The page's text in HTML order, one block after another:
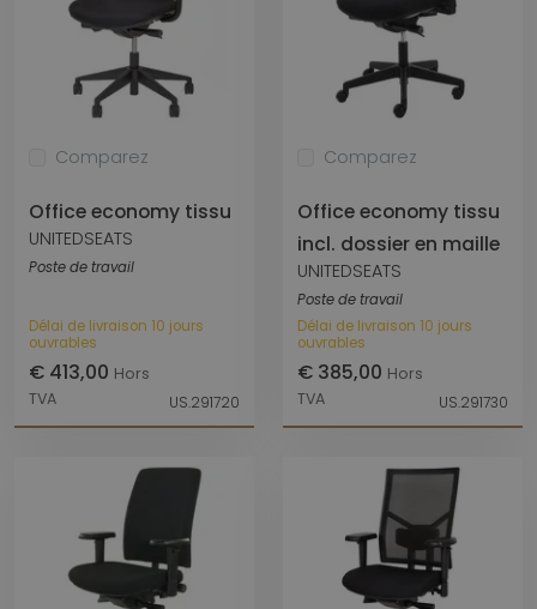
Comparez
Office economy tissu
UNITEDSEATS
Poste de travail
Délai de livraison 10 jours
ouvrables
€ 413,00 Hors
TVA
US.291720
Comparez
Office economy tissu
incl. dossier en maille
UNITEDSEATS
Poste de travail
Délai de livraison 10 jours
ouvrables
€ 385,00 Hors
TVA
US.291730